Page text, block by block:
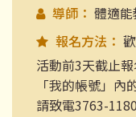
導師： 體適
報名方法：
活動前3天截止
「我的帳號」內
請致電3763-